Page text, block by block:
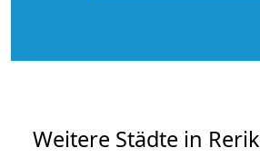
Weitere Städte in Rerik